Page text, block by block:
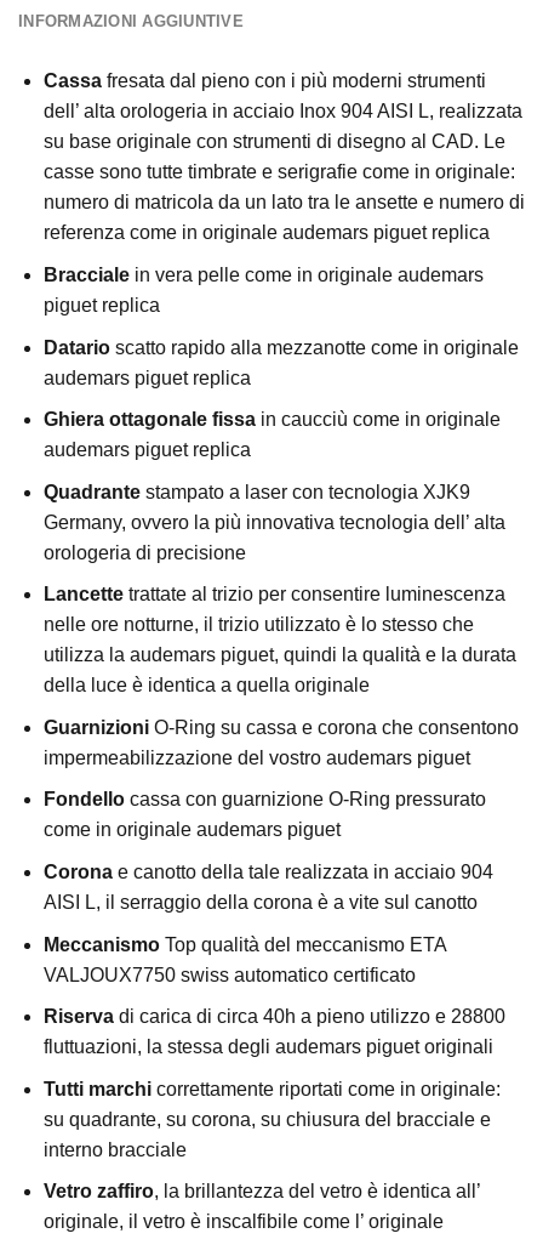
INFORMAZIONI AGGIUNTIVE
Cassa fresata dal pieno con i più moderni strumenti
dell’ alta orologeria in acciaio Inox 904 AISI L, realizzata
su base originale con strumenti di disegno al CAD. Le
casse sono tutte timbrate e serigrafie come in originale:
numero di matricola da un lato tra le ansette e numero di
referenza come in originale audemars piguet replica
Braccialein vera pelle come in originale audemars
piguet replica
Datario scatto rapido alla mezzanotte come in originale
audemars piguet replica
Ghiera ottagonale fissain caucciù come in originale
audemars piguet replica
Quadrantestampato a laser con tecnologia XJK9
Germany, ovvero la più innovativa tecnologia dell’ alta
orologeria di precisione
Lancettetrattate al trizio per consentire luminescenza
nelle ore notturne, il trizio utilizzato è lo stesso che
utilizza la audemars piguet, quindi la qualità e la durata
della luce è identica a quella originale
GuarnizioniO-Ring su cassa e corona che consentono
impermeabilizzazione del vostro audemars piguet
Fondellocassa con guarnizione O-Ring pressurato
come in originale audemars piguet
Coronae canotto della tale realizzata in acciaio 904
AISI L, il serraggio della corona è a vite sul canotto
MeccanismoTop qualità del meccanismo ETA
VALJOUX7750 swiss automatico certificato
Riservadi carica di circa 40h a pieno utilizzo e 28800
fluttuazioni, la stessa degli audemars piguet originali
Tutti marchi correttamente riportati come in originale:
su quadrante, su corona, su chiusura del bracciale e
interno bracciale
Vetro zaffiro, la brillantezza del vetro è identica all’
originale, il vetro è inscalfibile come l’ originale